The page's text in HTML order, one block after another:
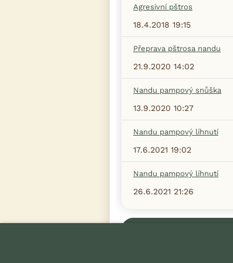
Agresivní pštros
18.4.2018 19:15
Přeprava pštrosa nandu
21.9.2020 14:02
Nandu pampový snůška
13.9.2020 10:27
Nandu pampový líhnutí
17.6.2021 19:02
Nandu pampový líhnutí
26.6.2021 21:26